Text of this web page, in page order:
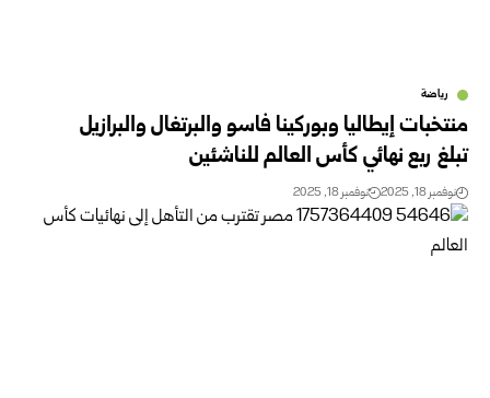
رياضة
منتخبات إيطاليا وبوركينا فاسو والبرتغال والبرازيل
تبلغ ربع نهائي كأس العالم للناشئين
نوفمبر 18, 2025 نوفمبر 18, 2025